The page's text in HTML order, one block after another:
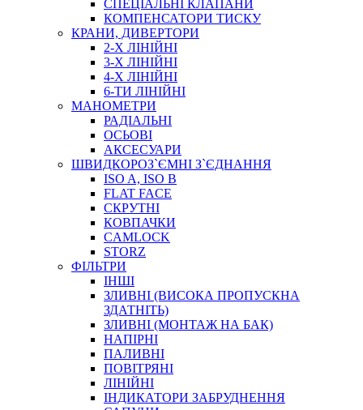
АВТОТОВАРИ
АВТОХІМІЯ
ДОМКРАТИ
НАБОРИ ЗАПОБІЖНИКІВ, КЛЕМ, АКСЕСУАРІВ
НАСОСИ, КОМПРЕСОРИ, МАНОМЕТРИ
ПАСТА, АНТИСЕПТИК
ІНСТРУМЕНТ
САДОВИЙ ІНВЕНТАР
ЕЛЕКТРИЧНІ ПРИЛАДИ
ПАЛЬНИКИ, ПАЯЛЬНИКИ, ПАЯЛЬНІ ЛАМПИ
СПЕЦІАЛЬНІ КЛАПАНИ
КОМПЕНСАТОРИ ТИСКУ
КРАНИ, ДИВЕРТОРИ
2-Х ЛІНІЙНІ
3-Х ЛІНІЙНІ
4-Х ЛІНІЙНІ
6-ТИ ЛІНІЙНІ
МАНОМЕТРИ
РАДІАЛЬНІ
ОСЬОВІ
АКСЕСУАРИ
ШВИДКОРОЗ`ЄМНІ З`ЄДНАННЯ
ISO A, ISO B
FLAT FACE
СКРУТНІ
КОВПАЧКИ
CAMLOCK
STORZ
ФІЛЬТРИ
ІНШІ
ЗЛИВНІ (ВИСОКА ПРОПУСКНА
ЗДАТНІТЬ)
ЗЛИВНІ (МОНТАЖ НА БАК)
НАПІРНІ
ПАЛИВНІ
ПОВІТРЯНІ
ЛІНІЙНІ
ІНДИКАТОРИ ЗАБРУДНЕННЯ